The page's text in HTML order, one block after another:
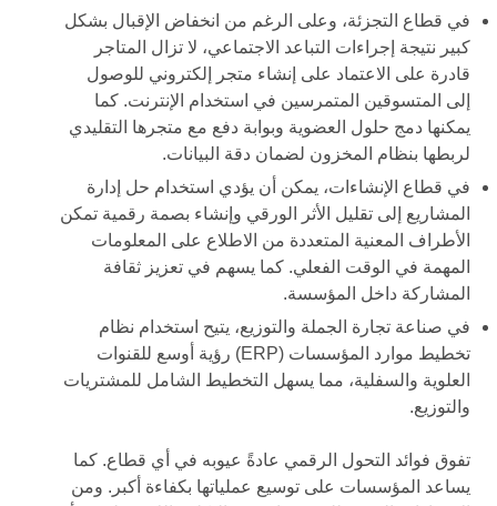
في قطاع التجزئة، وعلى الرغم من انخفاض الإقبال بشكل
كبير نتيجة إجراءات التباعد الاجتماعي، لا تزال المتاجر
قادرة على الاعتماد على إنشاء متجر إلكتروني للوصول
إلى المتسوقين المتمرسين في استخدام الإنترنت. كما
يمكنها دمج حلول العضوية وبوابة دفع مع متجرها التقليدي
لربطها بنظام المخزون لضمان دقة البيانات.
في قطاع الإنشاءات، يمكن أن يؤدي استخدام حل إدارة
المشاريع إلى تقليل الأثر الورقي وإنشاء بصمة رقمية تمكن
الأطراف المعنية المتعددة من الاطلاع على المعلومات
المهمة في الوقت الفعلي. كما يسهم في تعزيز ثقافة
المشاركة داخل المؤسسة.
في صناعة تجارة الجملة والتوزيع، يتيح استخدام نظام
تخطيط موارد المؤسسات (ERP) رؤية أوسع للقنوات
العلوية والسفلية، مما يسهل التخطيط الشامل للمشتريات
والتوزيع.
تفوق فوائد التحول الرقمي عادةً عيوبه في أي قطاع. كما
يساعد المؤسسات على توسيع عملياتها بكفاءة أكبر. ومن